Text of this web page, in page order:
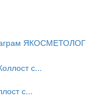
ЯКОСМЕТОЛОГ
с...